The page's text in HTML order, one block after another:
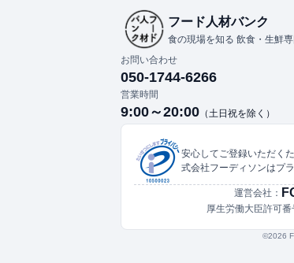
フード人材バンク
食の現場を知る 飲食・生鮮
お問い合わせ
050-1744-6266
営業時間
9:00～20:00 （土日祝を除く）
安心してご登録いただく
式会社フーディソンはプ
運営会社：
厚生労働大臣許可番
©︎2026